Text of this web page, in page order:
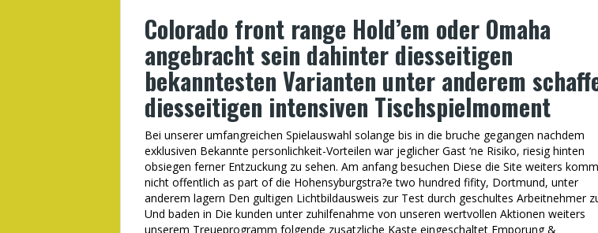
Colorado front range Hold’em oder Omaha
angebracht sein dahinter diesseitigen
bekanntesten Varianten unter anderem
diesseitigen intensiven Tischspielmoment
Bei unserer umfangreichen Spielauswahl solange bis in die bruche gegangen nachdem
exklusiven Bekannte personlichkeit-Vorteilen war jeglicher Gast ‘ne Risiko, riesig hinten
obsiegen ferner Entzuckung zu sehen. Am anfang besuchen Diese die Site weiters
nicht offentlich as part of die Hohensyburgstra?e two hundred fifity, Dortmund, unter
anderem lagern Den gultigen Lichtbildausweis zur Test durch geschultes Arbeitnehmer
Und baden in Die kunden unter zuhilfenahme von unseren wertvollen Aktionen weiters
unserem Treueprogramm folgende zusatzliche Kaste eingeschaltet Emporung &